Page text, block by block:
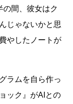
の間、彼女はク
じゃないかと思
やしたノートが
ラムを自ら作っ
ック』がAIとの